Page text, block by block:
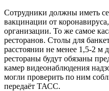
Сотрудники должны иметь
вакцинации от
организации. То же самое
ресторанов. Столы для
расстоянии не менее 1,5-2 м
рестораны будут обязаны
камер видеонаблюдения
могли проверить по ним
передаёт ТАСС.